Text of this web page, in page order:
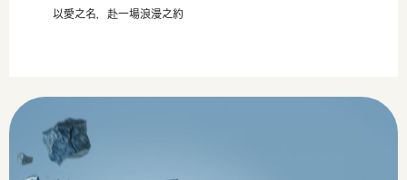
以愛之名，赴一場浪漫之約